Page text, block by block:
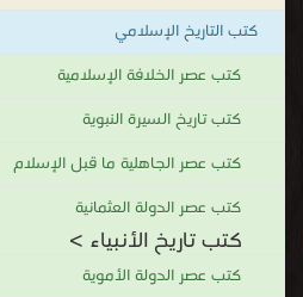
كتب التاريخ الإسلامي
كتب عصر الخلافة الإسلامية
كتب تاريخ السيرة النبوية
كتب عصر الجاهلية ما قبل الإسلام
كتب عصر الدولة العثمانية
كتب تاريخ الأنبياء >
كتب عصر الدولة الأموية